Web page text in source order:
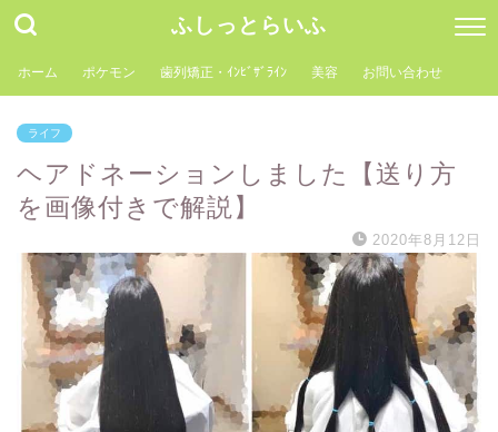
ふしっとらいふ
ホーム ポケモン 歯列矯正・ｲﾝﾋﾞｻﾞﾗｲﾝ 美容 お問い合わせ
ライフ
ヘアドネーションしました【送り方
を画像付きで解説】
2020年8月12日